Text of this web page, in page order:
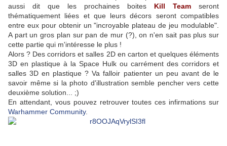
aussi dit que les prochaines boites Kill Team seront
thématiquement liées et que leurs décors seront compatibles
entre eux pour obtenir un "incroyable plateau de jeu modulable".
A part un gros plan sur pan de mur (?), on n'en sait pas plus sur
cette partie qui m'intéresse le plus !
Alors ? Des corridors et salles 2D en carton et quelques éléments
3D en plastique à la Space Hulk ou carrément des corridors et
salles 3D en plastique ? Va falloir patienter un peu avant de le
savoir même si la photo d'illustration semble pencher vers cette
deuxième solution... ;)
En attendant, vous pouvez retrouver toutes ces infirmations sur
Warhammer Community.